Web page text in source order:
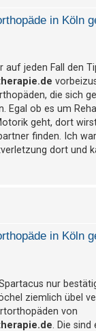
in Köln
auf jeden Fall den
die sich
Egal ob es um
geht, dort wirst
finden. Ich
dort und
in Köln
nur
ziemlich übel
von
. Die